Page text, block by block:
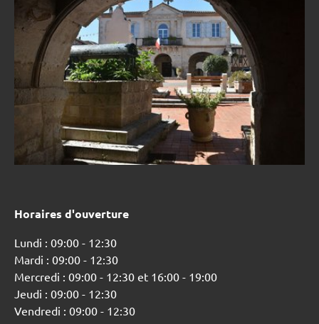
Horaires d'ouverture
Lundi : 09:00 - 12:30
Mardi : 09:00 - 12:30
Mercredi : 09:00 - 12:30 et 16:00 - 19:00
Jeudi : 09:00 - 12:30
Vendredi : 09:00 - 12:30